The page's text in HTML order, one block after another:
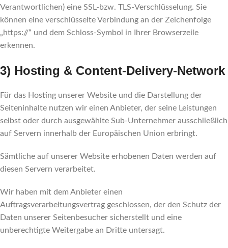
Verantwortlichen) eine SSL-bzw. TLS-Verschlüsselung. Sie
können eine verschlüsselte Verbindung an der Zeichenfolge
„https://“ und dem Schloss-Symbol in Ihrer Browserzeile
erkennen.
3) Hosting & Content-Delivery-Network
Für das Hosting unserer Website und die Darstellung der
Seiteninhalte nutzen wir einen Anbieter, der seine Leistungen
selbst oder durch ausgewählte Sub-Unternehmer ausschließlich
auf Servern innerhalb der Europäischen Union erbringt.
Sämtliche auf unserer Website erhobenen Daten werden auf
diesen Servern verarbeitet.
Wir haben mit dem Anbieter einen
Auftragsverarbeitungsvertrag geschlossen, der den Schutz der
Daten unserer Seitenbesucher sicherstellt und eine
unberechtigte Weitergabe an Dritte untersagt.